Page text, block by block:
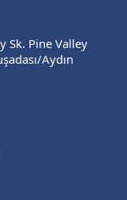
Sk. Pine Valley
Aydın